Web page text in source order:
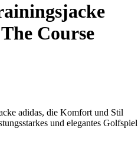
Course
adidas, die Komfort und Stil
und elegantes Golfspiel